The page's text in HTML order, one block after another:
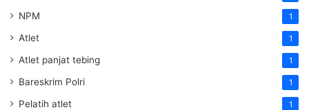
NPM 1
Atlet 1
Atlet panjat tebing 1
Bareskrim Polri 1
Pelatih atlet 1